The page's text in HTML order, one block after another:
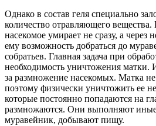
Однако в состав геля специально
количество отравляющего вещества.
насекомое умирает не сразу, а через
ему возможность добраться до
собратьев. Главная задача при
необходимость уничтожения матки.
за размножение насекомых. Матка
поэтому физически уничтожить ее
которые постоянно попадаются на
размножаются. Они выполняют
муравейник, добывают пищу.